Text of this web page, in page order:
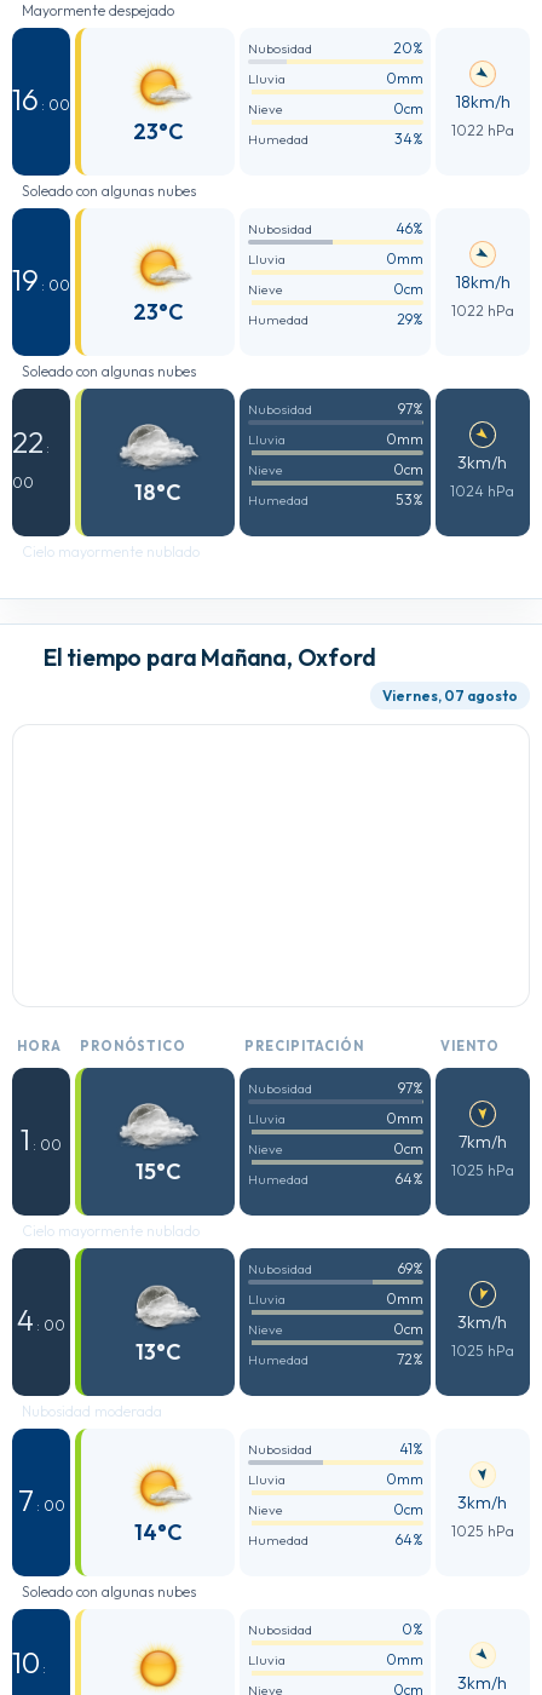
Mayormente despejado
16 : 00
23°C
Nubosidad 20%
Lluvia 0mm
Nieve 0cm
Humedad 34%
18km/h
1022 hPa
Soleado con algunas nubes
19 : 00
23°C
Nubosidad 46%
Lluvia 0mm
Nieve 0cm
Humedad 29%
18km/h
1022 hPa
Soleado con algunas nubes
22 :
00
18°C
Nubosidad 97%
Lluvia 0mm
Nieve 0cm
Humedad 53%
3km/h
1024 hPa
Cielo mayormente nublado
El tiempo para Mañana, Oxford
Viernes, 07 agosto
HORA PRONÓSTICO PRECIPITACIÓN VIENTO
1 : 00
15°C
Nubosidad 97%
Lluvia 0mm
Nieve 0cm
Humedad 64%
7km/h
1025 hPa
Cielo mayormente nublado
4 : 00
13°C
Nubosidad 69%
Lluvia 0mm
Nieve 0cm
Humedad 72%
3km/h
1025 hPa
Nubosidad moderada
7 : 00
14°C
Nubosidad 41%
Lluvia 0mm
Nieve 0cm
Humedad 64%
3km/h
1025 hPa
Soleado con algunas nubes
10 :
Nubosidad 0%
Lluvia 0mm
Nieve 0cm 3km/h